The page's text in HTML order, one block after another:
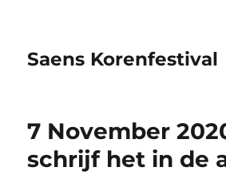
Saens Korenfestival
7 November
schrijf het in de